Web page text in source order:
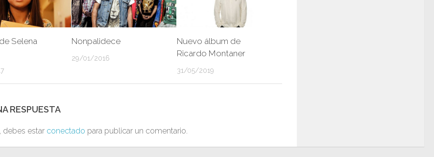
Selena
Nonpalidece
29/01/2016
Nuevo álbum de
Ricardo Montaner
31/05/2019
RESPUESTA
debes estar conectado para publicar un comentario.